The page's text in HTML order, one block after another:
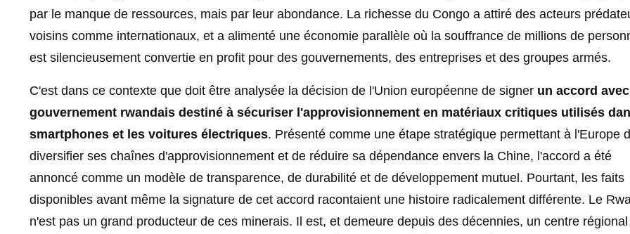
par le manque de ressources, mais par leur abondance. La richesse du Congo a attiré des acteurs
voisins comme internationaux, et a alimenté une économie parallèle où la souffrance de millions de
est silencieusement convertie en profit pour des gouvernements, des entreprises et des groupes armés.
C'est dans ce contexte que doit être analysée la décision de l'Union européenne de signer un accord
gouvernement rwandais destiné à sécuriser l'approvisionnement en matériaux critiques utilisés
smartphones et les voitures électriques. Présenté comme une étape stratégique permettant à l'Europe
diversifier ses chaînes d'approvisionnement et de réduire sa dépendance envers la Chine, l'accord a été
annoncé comme un modèle de transparence, de durabilité et de développement mutuel. Pourtant, les faits
disponibles avant même la signature de cet accord racontaient une histoire radicalement différente. Le
n'est pas un grand producteur de ces minerais. Il est, et demeure depuis des décennies, un centre